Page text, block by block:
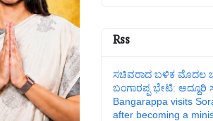
Rss
ಸಚಿವರಾದ ಬಳಿಕ ಮೊದಲ
ಬಂಗಾರಪ್ಪ ಭೇಟಿ: ಅದ್ದೂರಿ
Bangarappa visits
after becoming a